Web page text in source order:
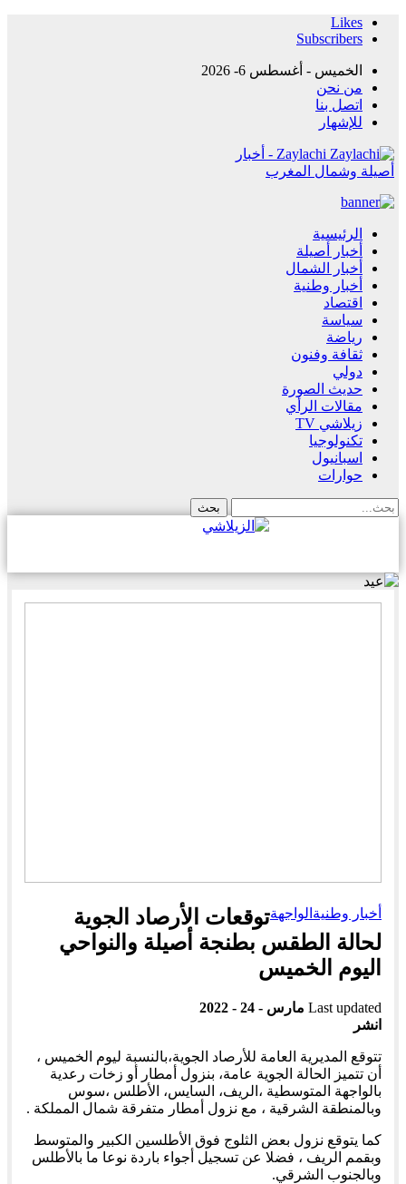
Likes
Subscribers
الخميس - أغسطس 6- 2026
من نحن
اتصل بنا
للإشهار
Zaylachi - أخبار
أصيلة وشمال المغرب
الرئيسية
أخبار أصيلة
أخبار الشمال
أخبار وطنية
اقتصاد
سياسة
رياضة
ثقافة وفنون
دولي
حديث الصورة
مقالات الرأي
زيلاشي TV
تكنولوجيا
اسبانيول
حوارات
أخبار وطنية الواجهةتوقعات الأرصاد الجوية
لحالة الطقس بطنجة أصيلة والنواحي
اليوم الخميس
Last updated مارس - 24 - 2022
انشر
تتوقع المديرية العامة للأرصاد الجوية،بالنسبة ليوم الخميس ،
أن تتميز الحالة الجوية عامة، بنزول أمطار أو زخات رعدية
بالواجهة المتوسطية ،الريف، السايس، الأطلس ،سوس
وبالمنطقة الشرقية ، مع نزول أمطار متفرقة شمال المملكة .
كما يتوقع نزول بعض الثلوج فوق الأطلسين الكبير والمتوسط
وبقمم الريف ، فضلا عن تسجيل أجواء باردة نوعا ما بالأطلس
وبالجنوب الشرقي.